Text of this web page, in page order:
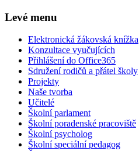
Levé menu
Elektronická žákovská knížka
Konzultace vyučujících
Přihlášení do Office365
Sdružení rodičů a přátel školy
Projekty
Naše tvorba
Učitelé
Školní parlament
Školní poradenské pracoviště
Školní psycholog
Školní speciální pedagog